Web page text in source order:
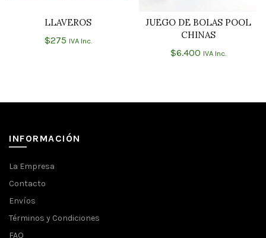
AÑADIR AL CARRITO
LLAVEROS
$275 IVA Inc.
AÑADIR AL CARRITO
JUEGO DE BOLAS POOL
CHINAS
$6.400 IVA Inc.
INFORMACIÓN
La Empresa
Contacto
Envíos
Términos y Condiciones
FAQ